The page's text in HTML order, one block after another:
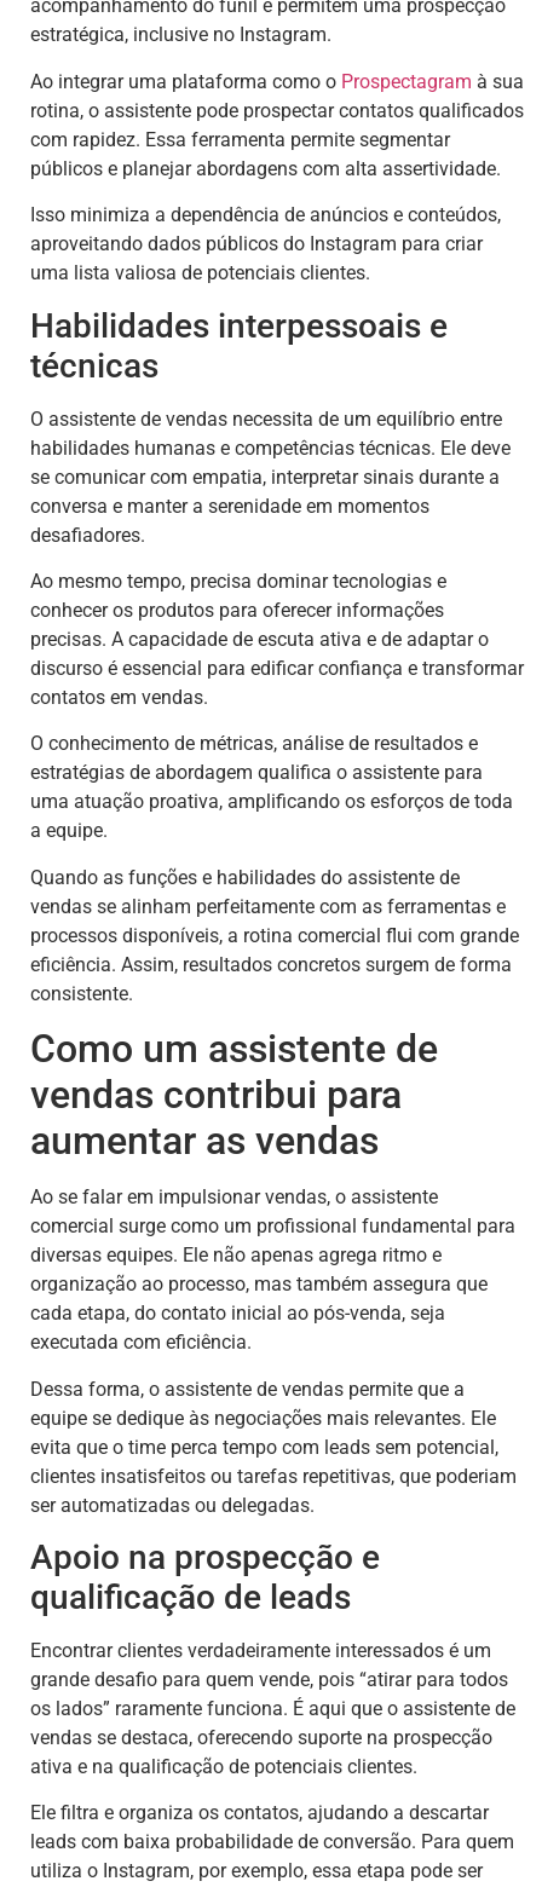
acompanhamento do funil e permitem uma prospecção
estratégica, inclusive no Instagram.
Ao integrar uma plataforma como o Prospectagram à sua
rotina, o assistente pode prospectar contatos qualificados
com rapidez. Essa ferramenta permite segmentar
públicos e planejar abordagens com alta assertividade.
Isso minimiza a dependência de anúncios e conteúdos,
aproveitando dados públicos do Instagram para criar
uma lista valiosa de potenciais clientes.
Habilidades interpessoais e
técnicas
O assistente de vendas necessita de um equilíbrio entre
habilidades humanas e competências técnicas. Ele deve
se comunicar com empatia, interpretar sinais durante a
conversa e manter a serenidade em momentos
desafiadores.
Ao mesmo tempo, precisa dominar tecnologias e
conhecer os produtos para oferecer informações
precisas. A capacidade de escuta ativa e de adaptar o
discurso é essencial para edificar confiança e transformar
contatos em vendas.
O conhecimento de métricas, análise de resultados e
estratégias de abordagem qualifica o assistente para
uma atuação proativa, amplificando os esforços de toda
a equipe.
Quando as funções e habilidades do assistente de
vendas se alinham perfeitamente com as ferramentas e
processos disponíveis, a rotina comercial flui com grande
eficiência. Assim, resultados concretos surgem de forma
consistente.
Como um assistente de
vendas contribui para
aumentar as vendas
Ao se falar em impulsionar vendas, o assistente
comercial surge como um profissional fundamental para
diversas equipes. Ele não apenas agrega ritmo e
organização ao processo, mas também assegura que
cada etapa, do contato inicial ao pós-venda, seja
executada com eficiência.
Dessa forma, o assistente de vendas permite que a
equipe se dedique às negociações mais relevantes. Ele
evita que o time perca tempo com leads sem potencial,
clientes insatisfeitos ou tarefas repetitivas, que poderiam
ser automatizadas ou delegadas.
Apoio na prospecção e
qualificação de leads
Encontrar clientes verdadeiramente interessados é um
grande desafio para quem vende, pois “atirar para todos
os lados” raramente funciona. É aqui que o assistente de
vendas se destaca, oferecendo suporte na prospecção
ativa e na qualificação de potenciais clientes.
Ele filtra e organiza os contatos, ajudando a descartar
leads com baixa probabilidade de conversão. Para quem
utiliza o Instagram, por exemplo, essa etapa pode ser